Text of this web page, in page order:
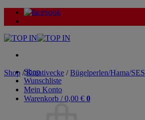
Zum
Inhalt
Shop
Wunschliste
Mein Konto
Warenkorb /0,00 € 0
Shop / Kreativecke / Bügelperlen/Hama/SES